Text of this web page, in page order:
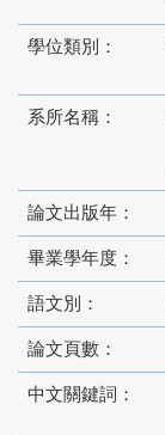
學位類別：
系所名稱：
論文出版年：
畢業學年度：
語文別：
論文頁數：
中文關鍵詞：